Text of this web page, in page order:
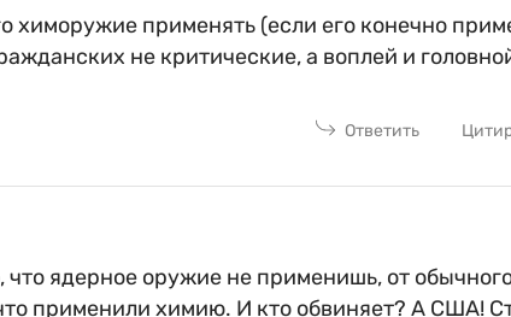
химоружие применять (если его конечно
не критические, а воплей и
Ответить
что ядерное оружие не применишь, от
применили химию. И кто обвиняет? А США!